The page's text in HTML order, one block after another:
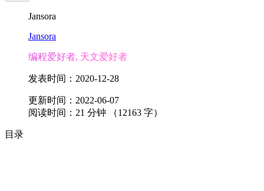
Jansora
Jansora
编程爱好者, 天文爱好者
发表时间： 2020-12-28
更新时间： 2022-06-07
阅读时间： 21 分钟 （12163 字）
目录